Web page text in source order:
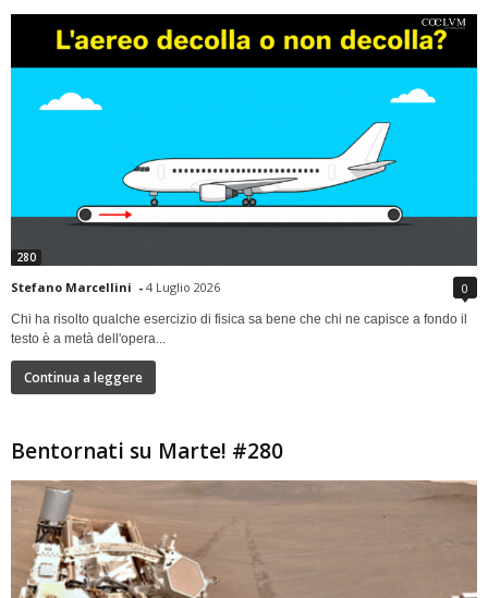
280
Stefano Marcellini - 4 Luglio 2026 0
Chi ha risolto qualche esercizio di fisica sa bene che chi ne capisce a fondo il
testo è a metà dell'opera...
Continua a leggere
Bentornati su Marte! #280